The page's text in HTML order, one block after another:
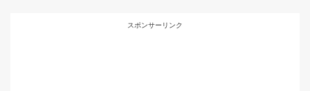
スポンサーリンク